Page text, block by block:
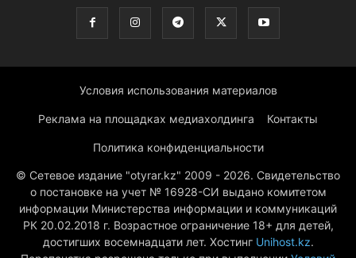
Условия использования материалов
Реклама на площадках медиахолдинга Контакты
Политика конфиденциальности
© Сетевое издание "otyrar.kz" 2009 - 2026. Свидетельство
о постановке на учет № 16928-СИ выдано комитетом
информации Министерства информации и коммуникаций
РК 20.02.2018 г. Возрастное ограничение 18+ для детей,
достигших восемнадцати лет. Хостинг Unihost.kz.